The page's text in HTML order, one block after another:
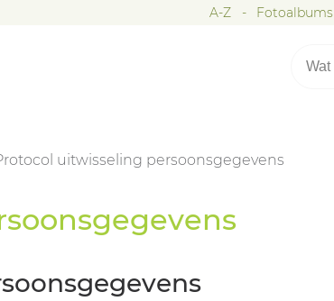
A-Z Fotoalbums
uitwisseling persoonsgegevens